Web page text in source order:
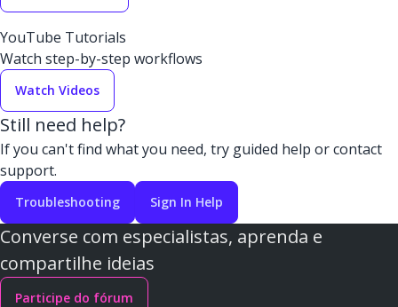
YouTube Tutorials
Watch step-by-step workflows
Watch Videos
Still need help?
If you can't find what you need, try guided help or contact
support.
Troubleshooting Sign In Help
Converse com especialistas, aprenda e
compartilhe ideias
Participe do fórum